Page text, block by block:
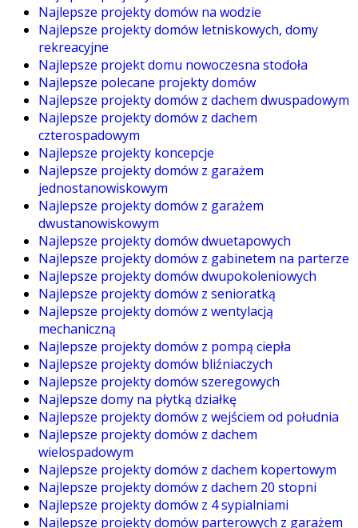
Najlepsze projekty domów na wodzie
Najlepsze projekty domów letniskowych, domy
rekreacyjne
Najlepsze projekt domu nowoczesna stodoła
Najlepsze polecane projekty domów
Najlepsze projekty domów z dachem dwuspadowym
Najlepsze projekty domów z dachem
czterospadowym
Najlepsze projekty koncepcje
Najlepsze projekty domów z garażem
jednostanowiskowym
Najlepsze projekty domów z garażem
dwustanowiskowym
Najlepsze projekty domów dwuetapowych
Najlepsze projekty domów z gabinetem na parterze
Najlepsze projekty domów dwupokoleniowych
Najlepsze projekty domów z senioratką
Najlepsze projekty domów z wentylacją
mechaniczną
Najlepsze projekty domów z pompą ciepła
Najlepsze projekty domów bliźniaczych
Najlepsze projekty domów szeregowych
Najlepsze domy na płytką działkę
Najlepsze projekty domów z wejściem od południa
Najlepsze projekty domów z dachem
wielospadowym
Najlepsze projekty domów z dachem kopertowym
Najlepsze projekty domów z dachem 20 stopni
Najlepsze projekty domów z 4 sypialniami
Najlepsze projekty domów parterowych z garażem